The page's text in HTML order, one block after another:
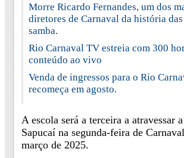
Morre Ricardo Fernandes, um dos
diretores de Carnaval da história das
samba.
Rio Carnaval TV estreia com 300
conteúdo ao vivo
Venda de ingressos para o Rio
recomeça em agosto.
A escola será a terceira a atravessar
Sapucaí na segunda-feira de
março de 2025.